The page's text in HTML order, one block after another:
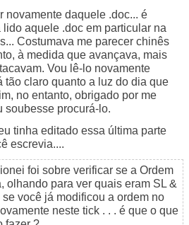
novamente daquele .doc... é
aquele .doc em particular na
Costumava me parecer chinês
à medida que avançava, mais
Vou lê-lo novamente
tão claro quanto a luz do dia que
no entanto, obrigado por me
soubesse procurá-lo.
tinha editado essa última parte
escrevia....
foi sobre verificar se a Ordem
olhando para ver quais eram SL &
você já modificou a ordem no
neste tick . . . é que o que